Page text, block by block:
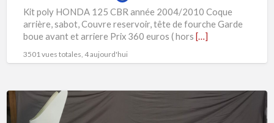
Kit poly HONDA 125 CBR année 2004/2010 Coque
arrière, sabot, Couvre reservoir, tête de fourche Garde
boue avant et arriere Prix 360 euros ( hors […]
3501 vues totales, 4 aujourd'hui
Carenage
moto